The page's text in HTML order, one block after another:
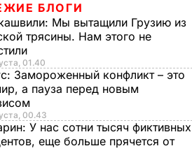
БЛОГИ
Мы вытащили Грузию из
трясины. Нам этого не
01.40
Замороженный конфликт – это
а пауза перед новым
00.43
У нас сотни тысяч фиктивных
еще больше прячется от